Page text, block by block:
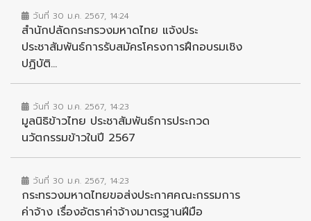
วันที่ 30 ม.ค. 2567, 14:24
สำนักปลัดกระทรวงมหาดไทย แจ้งประ
ประชาสัมพันธ์การรับสมัครโครงการฝึกอบรมเชิง
ปฏิบัติ...
วันที่ 30 ม.ค. 2567, 14:23
มูลนิธิข้าวไทย ประชาสัมพันธ์การประกวด
นวัตกรรมข้าวในปี 2567
วันที่ 30 ม.ค. 2567, 14:23
กระทรวงมหาดไทยขอส่งประกาศคณะกรรมการ
ค่าจ้าง เรื่องอัตราค่าจ้างมาตรฐานฝีมือ